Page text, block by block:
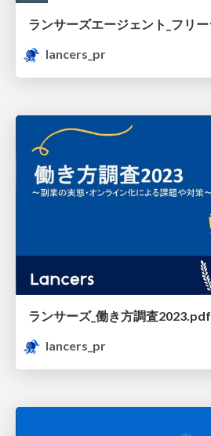
lancers_pr
ランサーズ_働き方調査2023.pdf
lancers_pr